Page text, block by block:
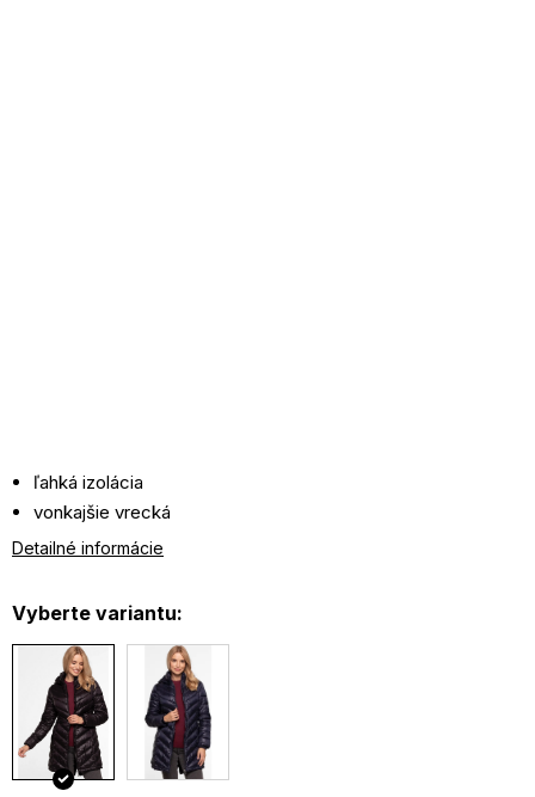
ľahká izolácia
vonkajšie vrecká
odopínateľná kapucňa
obojcestný zips
Detailné informácie
Vyberte variantu: